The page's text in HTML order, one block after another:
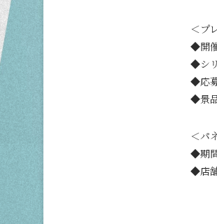
＜プ
◆開
◆シ
◆応
◆景
＜パ
◆期
◆店